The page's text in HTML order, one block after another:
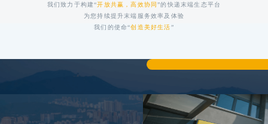
我们致力于构建“开放共赢，高效协同”的快递末端生态平台
为您持续提升末端服务效率及体验
我们的使命“创造美好生活”